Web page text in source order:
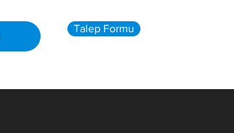
Talep Formu